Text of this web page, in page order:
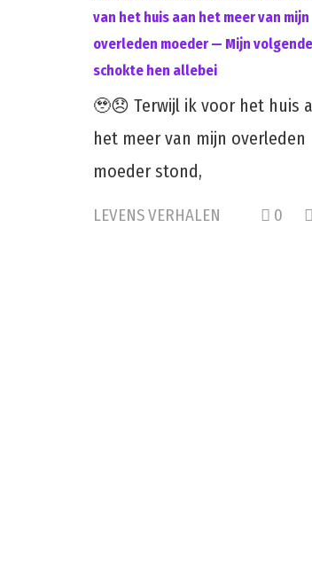
van het huis aan het meer van mijn
overleden moeder — Mijn
schokte hen allebei
🥹😞 Terwijl ik voor het huis
het meer van mijn overleden
moeder stond,
LEVENS VERHALEN 0